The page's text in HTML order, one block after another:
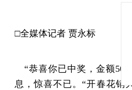
□全媒体记者 贾永标
“恭喜你已中奖，金额500
息，惊喜不已。“开春花销